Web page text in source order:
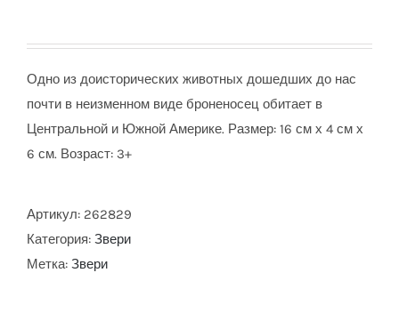
Одно из доисторических животных дошедших до нас
почти в неизменном виде броненосец обитает в
Центральной и Южной Америке. Размер: 16 см х 4 см х
6 см. Возраст: 3+
Артикул: 262829
Категория: Звери
Метка: Звери